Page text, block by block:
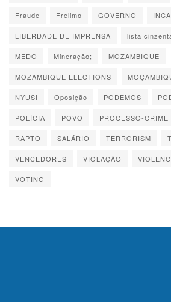
Fraude Frelimo GOVERNO
LIBERDADE DE IMPRENSA lista
MEDO Mineração; MOZAMBIQUE
MOZAMBIQUE ELECTIONS
NYUSI Oposição PODEMOS
POLÍCIA POVO PROCESSO-CRIME
RAPTO SALÁRIO TERRORISM
VENCEDORES VIOLAÇÃO
VOTING